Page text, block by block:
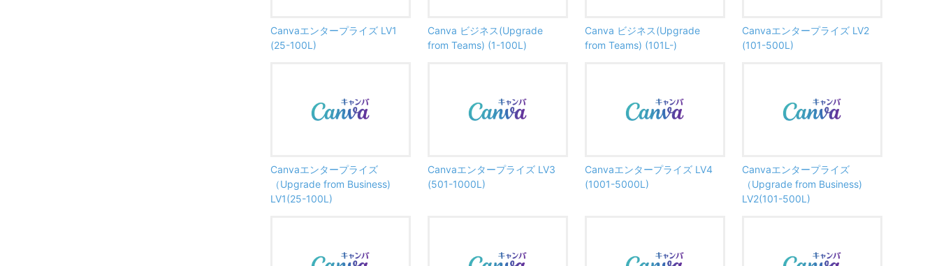
Canvaエンタープライズ LV1
(25-100L)
Canva ビジネス(Upgrade
from Teams) (1-100L)
Canva ビジネス(Upgrade
from Teams) (101L-)
Canvaエンタープライズ LV2
(101-500L)
Canvaエンタープライズ
（Upgrade from Business)
LV1(25-100L)
Canvaエンタープライズ LV3
(501-1000L)
Canvaエンタープライズ LV4
(1001-5000L)
Canvaエンタープライズ
（Upgrade from Business)
LV2(101-500L)